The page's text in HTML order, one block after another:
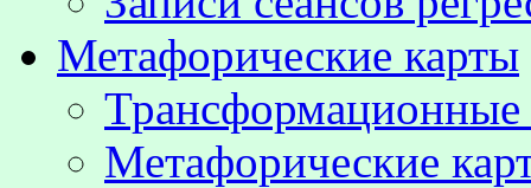
Метафорические карты
Метафорические